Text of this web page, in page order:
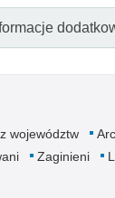
województw
Zaginieni